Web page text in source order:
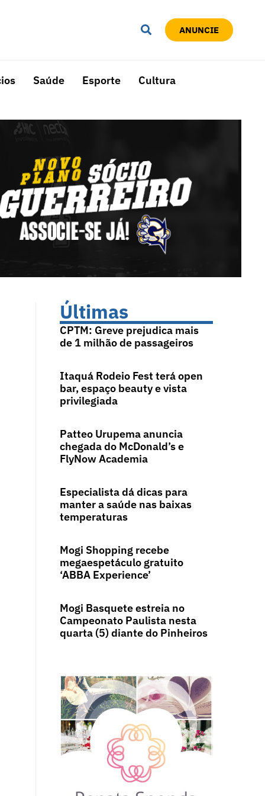
ANUNCIE
Saúde Esporte Cultura
Últimas
CPTM: Greve prejudica mais
de 1 milhão de passageiros
Itaquá Rodeio Fest terá open
bar, espaço beauty e vista
privilegiada
Patteo Urupema anuncia
chegada do McDonald’s e
FlyNow Academia
Especialista dá dicas para
manter a saúde nas baixas
temperaturas
Mogi Shopping recebe
megaespetáculo gratuito
‘ABBA Experience’
Mogi Basquete estreia no
Campeonato Paulista nesta
quarta (5) diante do Pinheiros